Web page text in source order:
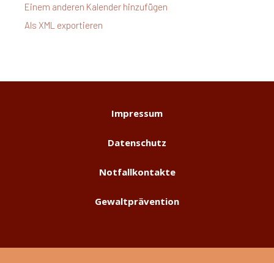
Einem anderen Kalender hinzufügen
Als XML exportieren
Impressum
Datenschutz
Notfallkontakte
Gewaltprävention